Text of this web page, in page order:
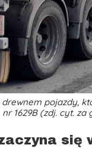
pojazdy,
nr 1629B (zdj. cyt. za
się